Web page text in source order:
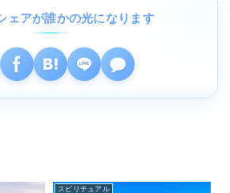
ェアが誰かの光になります
スピリチュアル